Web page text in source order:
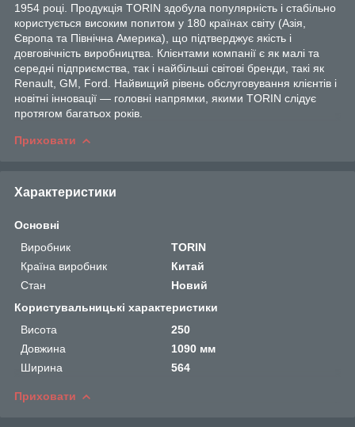
1954 році. Продукція TORIN здобула популярність і стабільно
користується високим попитом у 180 країнах світу (Азія,
Європа та Північна Америка), що підтверджує якість і
довговічність виробництва. Клієнтами компанії є як малі та
середні підприємства, так і найбільші світові бренди, такі як
Renault, GM, Ford. Найвищий рівень обслуговування клієнтів і
новітні інновації — головні напрямки, якими TORIN слідує
протягом багатьох років.
Приховати
Характеристики
Основні
Виробник
TORIN
Країна виробник
Китай
Стан
Новий
Користувальницькі характеристики
Висота
250
Довжина
1090 мм
Ширина
564
Приховати